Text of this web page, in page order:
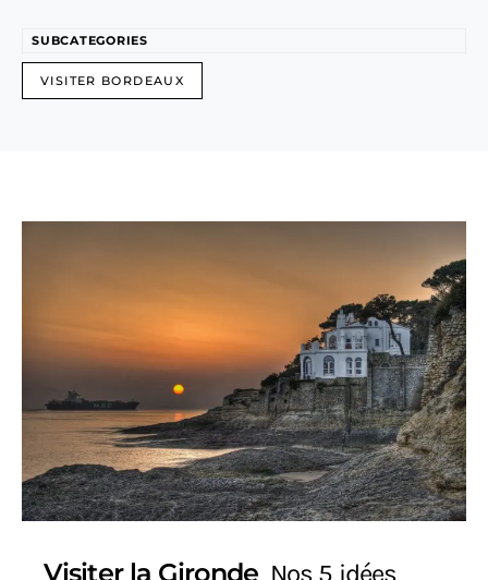
SUBCATEGORIES
VISITER BORDEAUX
Visiter la Gironde Nos 5 idées